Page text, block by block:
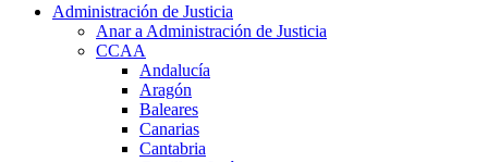
Administración de Justicia
Anar a Administración de Justicia
CCAA
Andalucía
Aragón
Baleares
Canarias
Cantabria